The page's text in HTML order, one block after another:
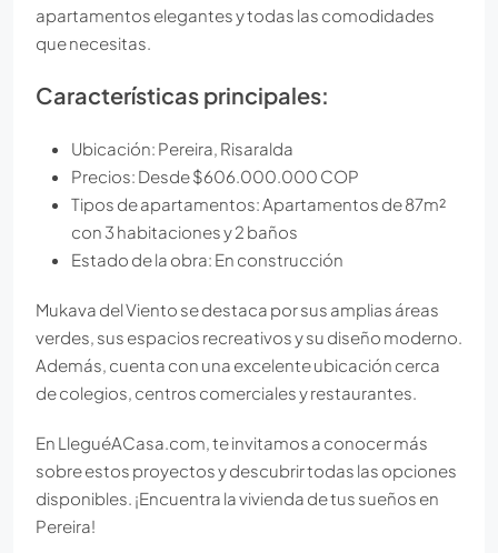
apartamentos elegantes y todas las comodidades
que necesitas.
Características principales:
Ubicación: Pereira, Risaralda
Precios: Desde $606.000.000 COP
Tipos de apartamentos: Apartamentos de 87m²
con 3 habitaciones y 2 baños
Estado de la obra: En construcción
Mukava del Viento se destaca por sus amplias áreas
verdes, sus espacios recreativos y su diseño moderno.
Además, cuenta con una excelente ubicación cerca
de colegios, centros comerciales y restaurantes.
En LleguéACasa.com, te invitamos a conocer más
sobre estos proyectos y descubrir todas las opciones
disponibles. ¡Encuentra la vivienda de tus sueños en
Pereira!